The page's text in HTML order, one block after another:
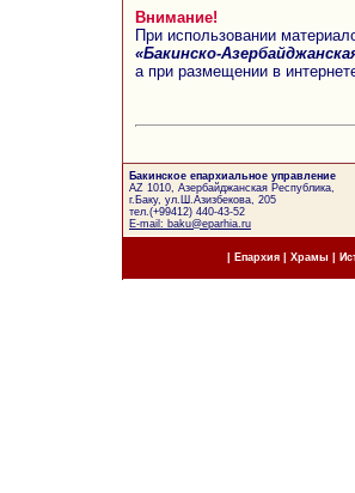
Внимание!
При использовании
«Бакинско-
а при размещении в
Бакинское епархиальное управление
AZ 1010, Азербайджанская Республика,
г.Баку, ул.Ш.Азизбекова, 205
тел.(+99412) 440-43-52
E-mail: baku@eparhia.ru
Епархия| Храмы